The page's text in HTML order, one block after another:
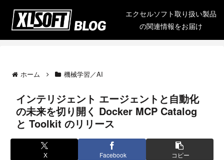
エクセルソフト取り扱い製品
の関連情報をお届け
ホーム 機械学習／AI
インテリジェント エージェントと自動化
の未来を切り開く Docker MCP Catalog
と Toolkit のリリース
X Facebook コピー